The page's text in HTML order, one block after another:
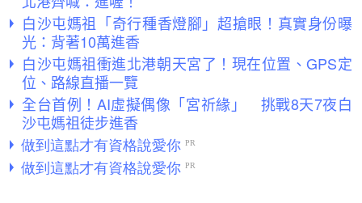
白沙屯媽祖「奇行種香燈腳」超搶眼！真實身份曝
光：背著10萬進香
白沙屯媽祖衝進北港朝天宮了！現在位置、GPS定
位、路線直播一覽
全台首例！AI虛擬偶像「宮祈緣」 挑戰8天7夜白
沙屯媽祖徒步進香